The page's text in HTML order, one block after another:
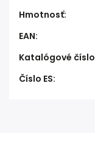
Hmotnosť:
EAN:
Katalógové číslo
Číslo ES: